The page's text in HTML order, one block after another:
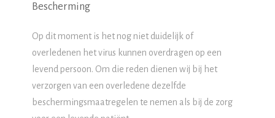
Bescherming
Op dit moment is het nog niet duidelijk of
overledenen het virus kunnen overdragen op een
levend persoon. Om die reden dienen wij bij het
verzorgen van een overledene dezelfde
beschermingsmaatregelen te nemen als bij de zorg